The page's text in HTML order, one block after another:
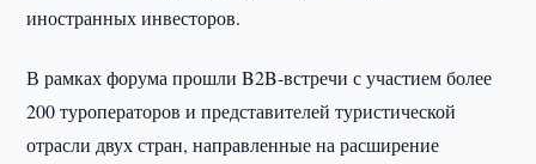
иностранных инвесторов.
В рамках форума прошли B2B-встречи с участием более
200 туроператоров и представителей туристической
отрасли двух стран, направленные на расширение